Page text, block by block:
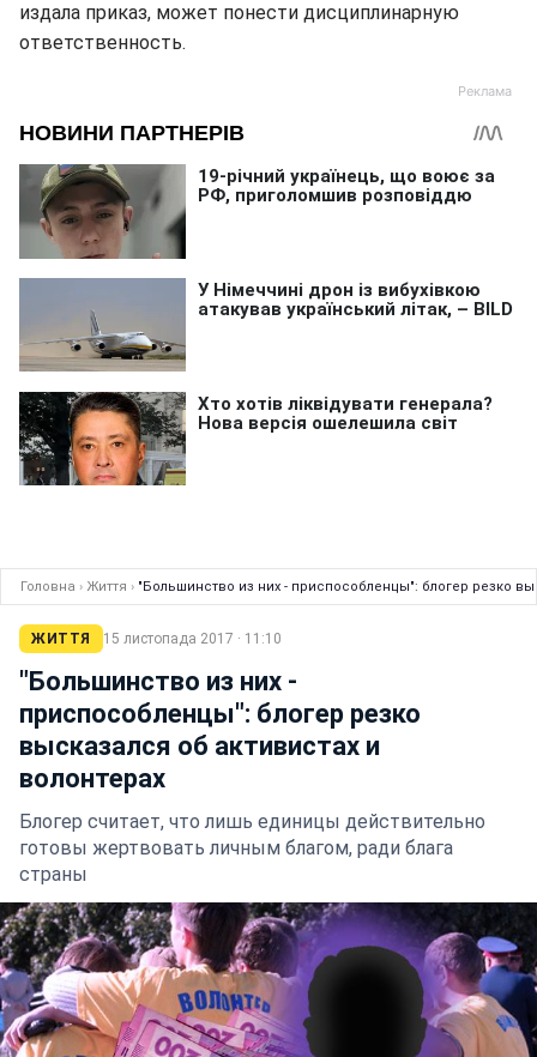
издала приказ, может понести дисциплинарную
ответственность.
Головна › Життя › "Большинство из них - приспособленцы": блогер резко
ЖИТТЯ 15 листопада 2017 · 11:10
"Большинство из них -
приспособленцы": блогер резко
высказался об активистах и
волонтерах
Блогер считает, что лишь единицы действительно
готовы жертвовать личным благом, ради блага
страны